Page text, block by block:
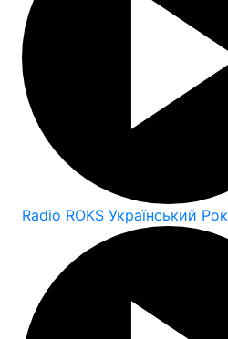
Radio ROKS Український Рок